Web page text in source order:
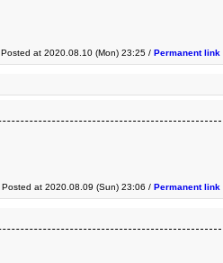
Posted at 2020.08.10 (Mon) 23:25 / Permanent link
Posted at 2020.08.09 (Sun) 23:06 / Permanent link